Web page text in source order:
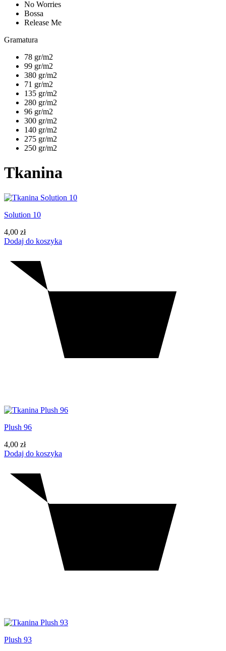
No Worries
Bossa
Release Me
Gramatura
78 gr/m2
99 gr/m2
380 gr/m2
71 gr/m2
135 gr/m2
280 gr/m2
96 gr/m2
300 gr/m2
140 gr/m2
275 gr/m2
250 gr/m2
Tkanina
Solution 10
4,00 zł
Dodaj do koszyka
Plush 96
4,00 zł
Dodaj do koszyka
Plush 93